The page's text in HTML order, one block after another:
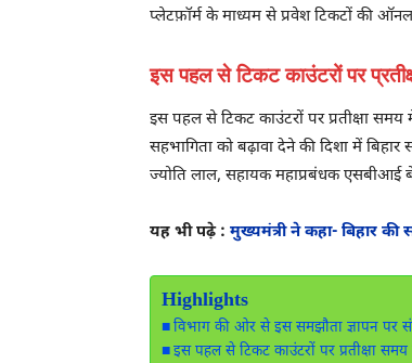
प्लेटफ़ॉर्म के माध्यम से प्रवेश टिकटों की
इस पहल से टिकट काउंटरों पर
इस पहल से टिकट काउंटरों पर प्रतीक्षा
सहभागिता को बढ़ावा देने की दिशा में
ज्योति लाल, सहायक महाप्रबंधक एसबीआई
यह भी पढ़े : मुख्यमंत्री ने कहा- बिहार की
Highlights
विभाग की ओर से इस समझौता ज्ञापन पर
इस पहल से टिकट काउंटरों पर प्रतीक्षा